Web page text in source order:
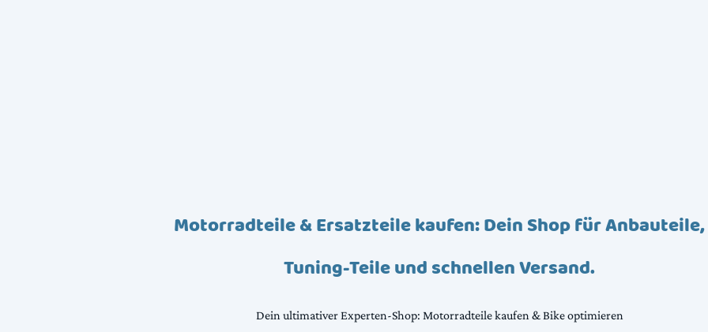
Motorradteile & Ersatzteile kaufen: Dein Shop für Anbauteile,
Tuning-Teile und schnellen Versand.
Dein ultimativer Experten-Shop: Motorradteile kaufen & Bike optimieren